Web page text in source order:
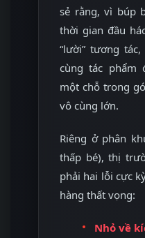
sẻ rằng, vì búp
thời gian đầu
“lười” tương
cùng tác phẩm
một chỗ trong
vô cùng lớn.
Riêng ở phân
thấp bé), thị
phải hai lỗi cực
hàng thất vọng:
Nhỏ về